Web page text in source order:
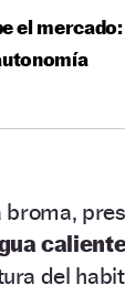
el
del